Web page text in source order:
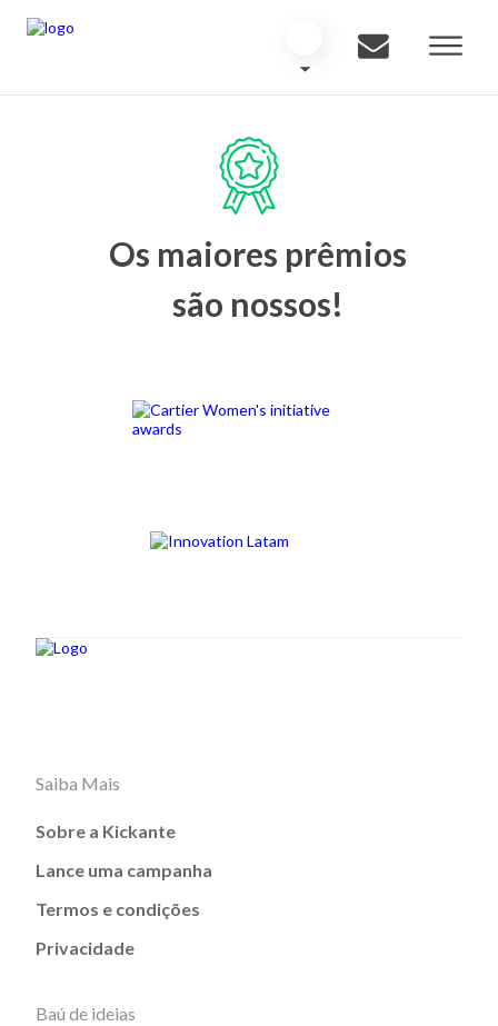
Os maiores prêmios
são nossos!
Saiba Mais
Sobre a Kickante
Lance uma campanha
Termos e condições
Privacidade
Baú de ideias